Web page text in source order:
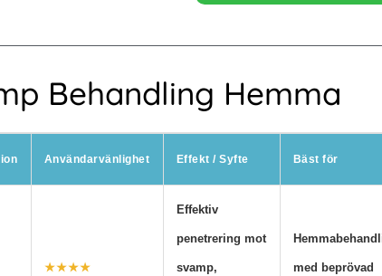
Behandling Hemma
Användarvänlighet Effekt / Syfte Bäst för
★★★★
Effektiv
penetrering mot
svamp, med beprövad